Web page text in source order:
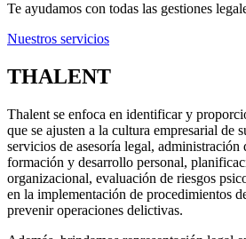
Te ayudamos con todas las gestiones
Nuestros servicios
THALENT
Thalent se enfoca en identificar y
que se ajusten a la cultura empresarial de
servicios de asesoría legal,
formación y desarrollo personal,
organizacional, evaluación de riesgos
en la implementación de procedimientos
prevenir operaciones delictivas.